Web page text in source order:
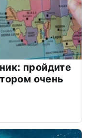
пройдите
очень